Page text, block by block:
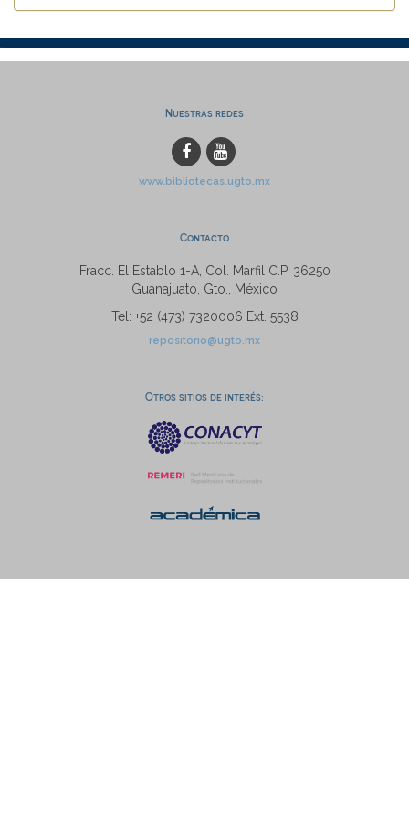
Nuestras redes
www.bibliotecas.ugto.mx
Contacto
Fracc. El Establo 1-A, Col. Marfil C.P. 36250
Guanajuato, Gto., México
Tel: +52 (473) 7320006 Ext. 5538
repositorio@ugto.mx
Otros sitios de interés: